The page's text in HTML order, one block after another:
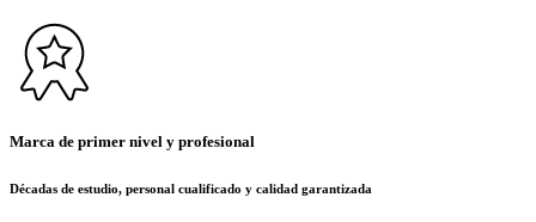
Marca de primer nivel y profesional
Décadas de estudio, personal cualificado y calidad garantizada